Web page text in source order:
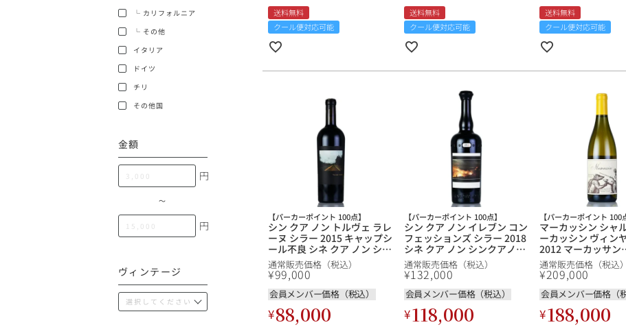
DRC
ラフィット ペトリュス
フランス
その他
イタリア ドイツ
その他国
種類で探す
スパークリング ロゼワイン
ワインセット
価格帯から探す
10,000円〜39,999円
80,000円〜99,999円
100,000円〜199,999円
メルマガ
お問い合わせ
└ カリフォルニア
└ その他
イタリア
ドイツ
チリ
その他国
金額
円
〜
円
ヴィンテージ
送料無料
クール便対応可能
送料無料
クール便対応可能
送料無料
クール便対応可能
【パーカーポイント 100点】
シン クア ノン トルヴェ ラレ
ーヌ シラー 2015 キャップシ
ール不良 シネ クア ノン シン
クアノン シネクアノン Sine
Qua Non Trouver LArene
Syrah アメリカ カリフォル
ニア 赤ワイン 新入荷
通常販売価格（税込）
¥99,000
会員メンバー価格（税込）
¥88,000
【パーカーポイント 100点】
シン クア ノン イレブン コン
フェッションズ シラー 2018
シネ クア ノン シンクアノン
シネクアノン Sine Qua Non
Eleven Confessions Syrah
アメリカ カリフォルニア 赤
ワイン 新入荷
通常販売価格（税込）
¥132,000
会員メンバー価格（税込）
¥118,000
【パーカーポイント 100
マーカッシン シャ
ーカッシン ヴィン
2012 マーカッサン
Chardonnay
Vineyard アメリカ
ルニア 白ワイン 新
通常販売価格（税込）
¥209,000
会員メンバー価格（税
¥188,000